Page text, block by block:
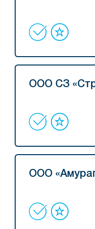
ООО СЗ
ООО